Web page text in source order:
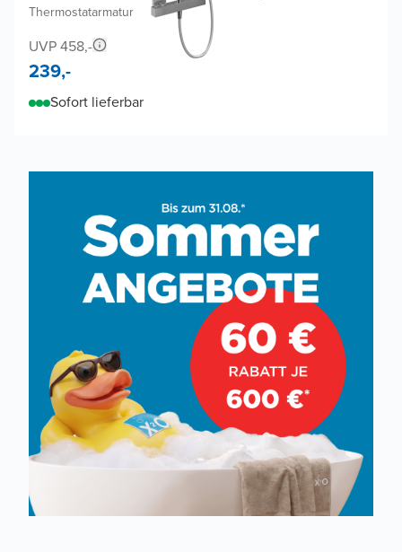
Thermostatarmatur
UVP 458,-
239,-
Sofort lieferbar